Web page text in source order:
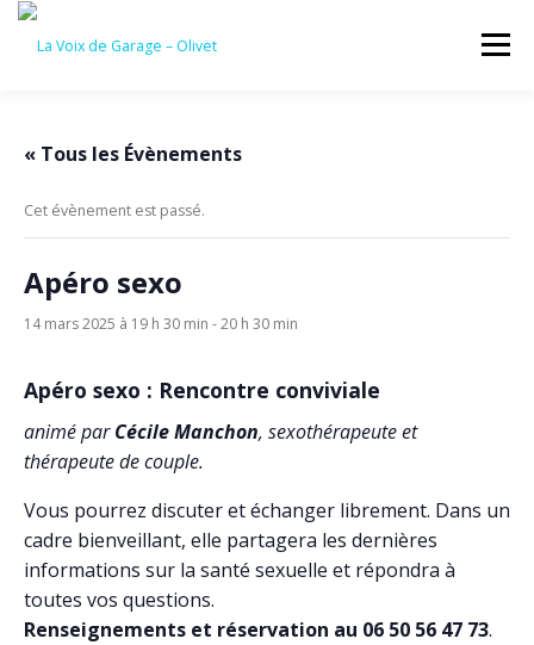
Aller
contenu
Menu
CONTACTEZ-NOUS
« Tous les Évènements
Cet évènement est passé.
Apéro sexo
14 mars 2025 à 19 h 30 min -20 h 30 min
Apéro sexo : Rencontre conviviale
animé parCécile Manchon, sexothérapeute et
thérapeute de couple.
Vous pourrez discuter et échanger librement. Dans un
cadre bienveillant, elle partagera les dernières
informations sur la santé sexuelle et répondra à
toutes vos questions.
Renseignements et réservation au 06 50 56 47 73.